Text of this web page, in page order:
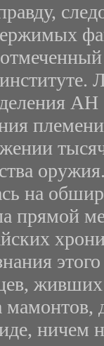
на
прямой
ничем